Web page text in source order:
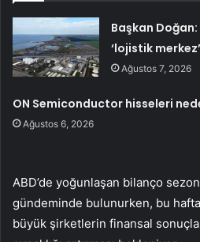
Başkan Doğan:
‘lojistik
Ağustos 7, 2026
ON Semiconductor hisseleri
Ağustos 6, 2026
ABD’de yoğunlaşan bilanço
gündeminde bulunurken, bu hafta
büyük şirketlerin finansal